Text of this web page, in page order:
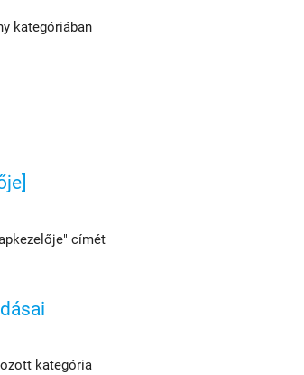
kategóriában
címét
kategória